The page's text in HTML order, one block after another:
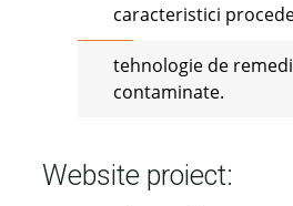
caracteristici
tehnologie de
contaminate.
Website proiect: